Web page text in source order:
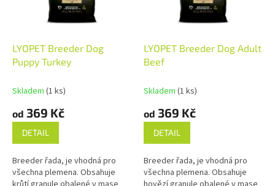
LYOPET Breeder Dog
Puppy Turkey
Skladem (1 ks)
od 369 Kč
DETAIL
Breeder řada, je vhodná pro
všechna plemena. Obsahuje
LYOPET Breeder Dog Adult
Beef
Skladem (1 ks)
od 369 Kč
DETAIL
Breeder řada, je vhodná pro
všechna plemena. Obsahuje